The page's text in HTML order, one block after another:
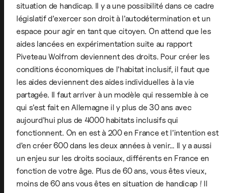
situation de handicap. Il y a une possibilité dans ce cadre
législatif d’exercer son droit à l’autodétermination et un
espace pour agir en tant que citoyen. On attend que les
aides lancées en expérimentation suite au rapport
Piveteau Wolfrom deviennent des droits. Pour créer les
conditions économiques de l’habitat inclusif, il faut que
les aides deviennent des aides individuelles à la vie
partagée. Il faut arriver à un modèle qui ressemble à ce
qui s’est fait en Allemagne il y plus de 30 ans avec
aujourd’hui plus de 4000 habitats inclusifs qui
fonctionnent. On en est à 200 en France et l’intention est
d’en créer 600 dans les deux années à venir… Il y a aussi
un enjeu sur les droits sociaux, différents en France en
fonction de votre âge. Plus de 60 ans, vous êtes vieux,
moins de 60 ans vous êtes en situation de handicap ! Il